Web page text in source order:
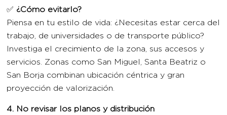
✅ ¿Cómo evitarlo?
Piensa en tu estilo de vida: ¿Necesitas estar cerca del
trabajo, de universidades o de transporte público?
Investiga el crecimiento de la zona, sus accesos y
servicios. Zonas como San Miguel, Santa Beatriz o
San Borja combinan ubicación céntrica y gran
proyección de valorización.
4. No revisar los planos y distribución